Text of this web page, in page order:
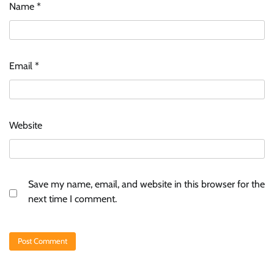
Name *
Email *
Website
Save my name, email, and website in this browser for the
next time I comment.